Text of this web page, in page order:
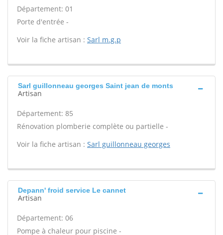
Département: 01
Porte d'entrée -
Voir la fiche artisan : Sarl m.g.p
Sarl guillonneau georges Saint jean de monts
Artisan
Département: 85
Rénovation plomberie complète ou partielle -
Voir la fiche artisan : Sarl guillonneau georges
Depann' froid service Le cannet
Artisan
Département: 06
Pompe à chaleur pour piscine -